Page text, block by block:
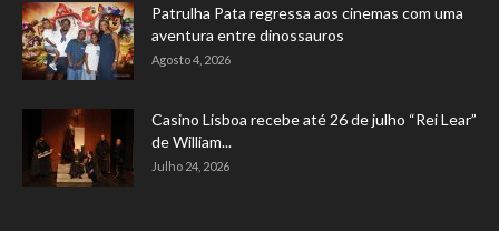
Patrulha Pata regressa aos cinemas com uma
aventura entre dinossauros
Agosto 4, 2026
Casino Lisboa recebe até 26 de julho “Rei Lear”
de William...
Julho 24, 2026